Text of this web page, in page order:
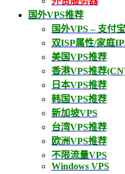
国外VPS推荐
国外VPS – 支付
双ISP属性/家庭
美国VPS推荐
香港VPS推荐
日本VPS推荐
韩国VPS推荐
新加坡VPS
台湾VPS推荐
欧洲VPS推荐
不限流量VPS
Windows VPS